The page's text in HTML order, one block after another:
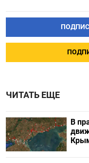
ЧИТАТЬ ЕЩЕ
В